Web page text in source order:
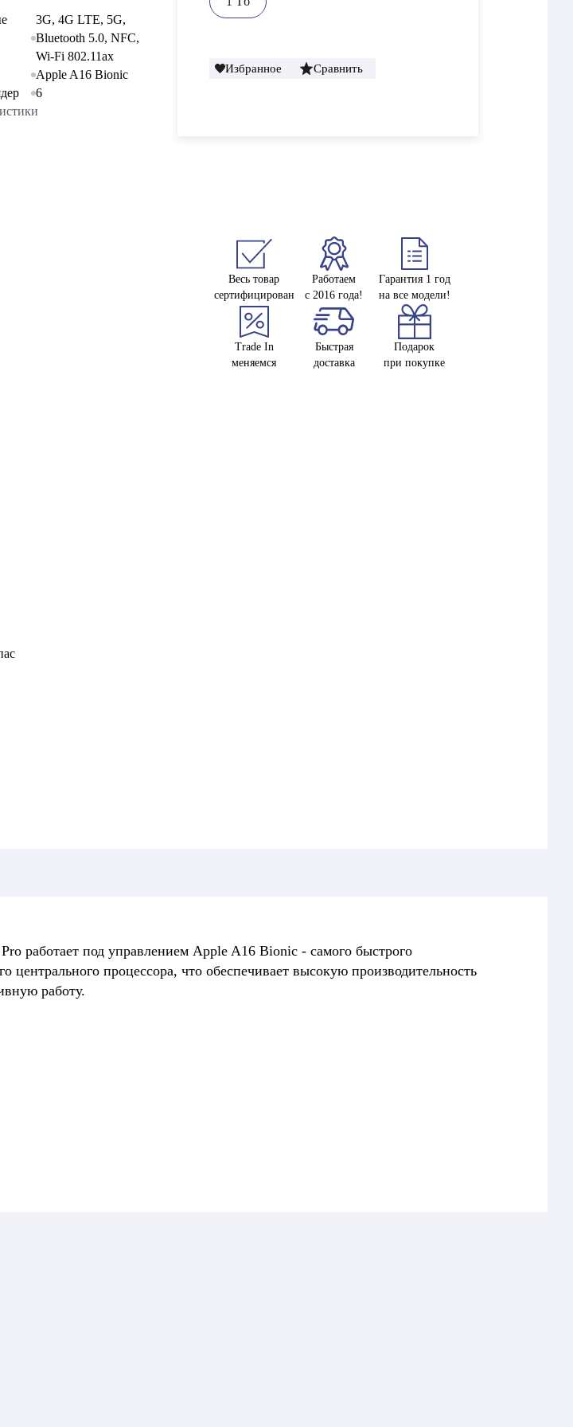
3G, 4G LTE, 5G,
Bluetooth 5.0, NFC,
Wi-Fi 802.11ax
Apple A16 Bionic
6
Избранное Сравнить
Весь товар
сертифицирован
Работаем
с 2016 года!
Гарантия 1 год
на все модели!
Trade In
меняемся
Быстрая
доставка
Подарок
при покупке
работает под управлением Apple A16 Bionic - самого быстрого
центрального процессора, что обеспечивает высокую производительность
работу.